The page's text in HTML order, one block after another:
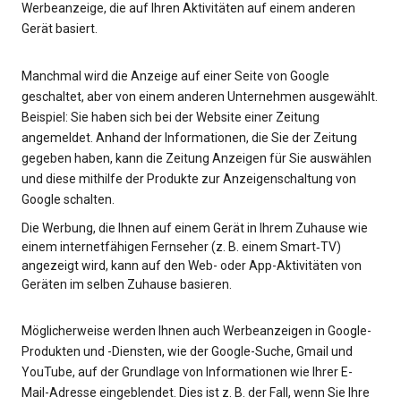
Werbeanzeige, die auf Ihren Aktivitäten auf einem anderen
Gerät basiert.
Manchmal wird die Anzeige auf einer Seite von Google
geschaltet, aber von einem anderen Unternehmen ausgewählt.
Beispiel: Sie haben sich bei der Website einer Zeitung
angemeldet. Anhand der Informationen, die Sie der Zeitung
gegeben haben, kann die Zeitung Anzeigen für Sie auswählen
und diese mithilfe der Produkte zur Anzeigenschaltung von
Google schalten.
Die Werbung, die Ihnen auf einem Gerät in Ihrem Zuhause wie
einem internetfähigen Fernseher (z. B. einem Smart‑TV)
angezeigt wird, kann auf den Web- oder App-Aktivitäten von
Geräten im selben Zuhause basieren.
Möglicherweise werden Ihnen auch Werbeanzeigen in Google-
Produkten und -Diensten, wie der Google-Suche, Gmail und
YouTube, auf der Grundlage von Informationen wie Ihrer E-
Mail-Adresse eingeblendet. Dies ist z. B. der Fall, wenn Sie Ihre